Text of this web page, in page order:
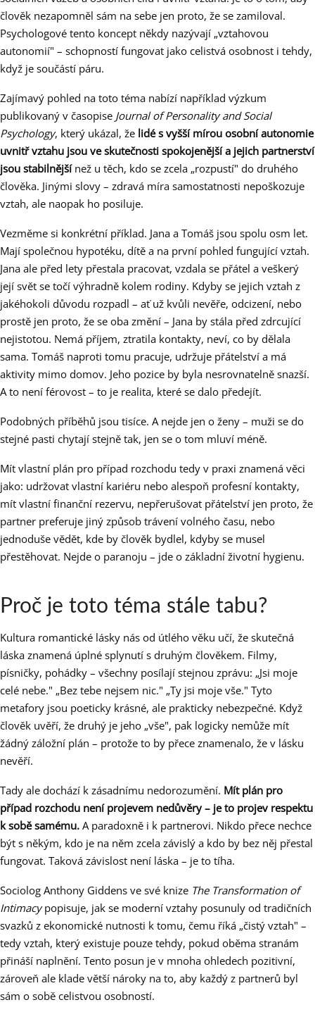
člověk nezapomněl sám na sebe jen proto, že se zamiloval.
Psychologové tento koncept někdy nazývají „vztahovou
autonomií" – schopností fungovat jako celistvá osobnost i tehdy,
když je součástí páru.
Zajímavý pohled na toto téma nabízí například výzkum
publikovaný v časopise Journal of Personality and Social
Psychology, který ukázal, že lidé s vyšší mírou osobní autonomie
uvnitř vztahu jsou ve skutečnosti spokojenější a jejich partnerství
jsou stabilnějšínež u těch, kdo se zcela „rozpustí" do druhého
člověka. Jinými slovy – zdravá míra samostatnosti nepoškozuje
vztah, ale naopak ho posiluje.
Vezměme si konkrétní příklad. Jana a Tomáš jsou spolu osm let.
Mají společnou hypotéku, dítě a na první pohled fungující vztah.
Jana ale před lety přestala pracovat, vzdala se přátel a veškerý
její svět se točí výhradně kolem rodiny. Kdyby se jejich vztah z
jakéhokoli důvodu rozpadl – ať už kvůli nevěře, odcizení, nebo
prostě jen proto, že se oba změní – Jana by stála před zdrcující
nejistotou. Nemá příjem, ztratila kontakty, neví, co by dělala
sama. Tomáš naproti tomu pracuje, udržuje přátelství a má
aktivity mimo domov. Jeho pozice by byla nesrovnatelně snazší.
A to není férovost – to je realita, které se dalo předejít.
Podobných příběhů jsou tisíce. A nejde jen o ženy – muži se do
stejné pasti chytají stejně tak, jen se o tom mluví méně.
Mít vlastní plán pro případ rozchodu tedy v praxi znamená věci
jako: udržovat vlastní kariéru nebo alespoň profesní kontakty,
mít vlastní finanční rezervu, nepřerušovat přátelství jen proto, že
partner preferuje jiný způsob trávení volného času, nebo
jednoduše vědět, kde by člověk bydlel, kdyby se musel
přestěhovat. Nejde o paranoju – jde o základní životní hygienu.
Proč je toto téma stále tabu?
Kultura romantické lásky nás od útlého věku učí, že skutečná
láska znamená úplné splynutí s druhým člověkem. Filmy,
písničky, pohádky – všechny posílají stejnou zprávu: „Jsi moje
celé nebe." „Bez tebe nejsem nic." „Ty jsi moje vše." Tyto
metafory jsou poeticky krásné, ale prakticky nebezpečné. Když
člověk uvěří, že druhý je jeho „vše", pak logicky nemůže mít
žádný záložní plán – protože to by přece znamenalo, že v lásku
nevěří.
Tady ale dochází k zásadnímu nedorozumění. Mít plán pro
případ rozchodu není projevem nedůvěry – je to projev respektu
k sobě samému. A paradoxně i k partnerovi. Nikdo přece nechce
být s někým, kdo je na něm zcela závislý a kdo by bez něj přestal
fungovat. Taková závislost není láska – je to tíha.
Sociolog Anthony Giddens ve své knize The Transformation of
Intimacypopisuje, jak se moderní vztahy posunuly od tradičních
svazků z ekonomické nutnosti k tomu, čemu říká „čistý vztah" –
tedy vztah, který existuje pouze tehdy, pokud oběma stranám
přináší naplnění. Tento posun je v mnoha ohledech pozitivní,
zároveň ale klade větší nároky na to, aby každý z partnerů byl
sám o sobě celistvou osobností.